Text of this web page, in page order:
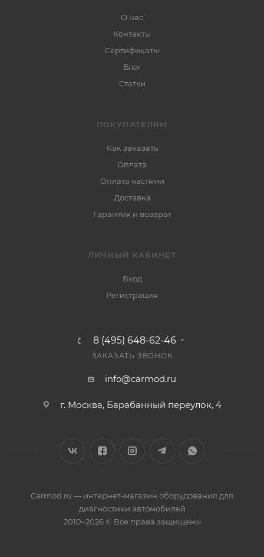
О нас
Контакты
Сертификаты
Блог
Статьи
ПОКУПАТЕЛЯМ
Как заказать
Оплата
Оплата частями
Доставка
Гарантия и возврат
ЛИЧНЫЙ КАБИНЕТ
Вход
Регистрация
8 (495) 648-62-46
ЗАКАЗАТЬ ЗВОНОК
info@carmod.ru
г. Москва, Барабанный переулок, 4
Carmod.ru — интернет-магазин оборудования для
диагностики автомобилей
2010–2026 © Все права защищены